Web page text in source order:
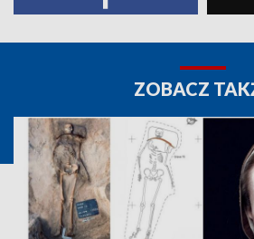
ZOBACZ